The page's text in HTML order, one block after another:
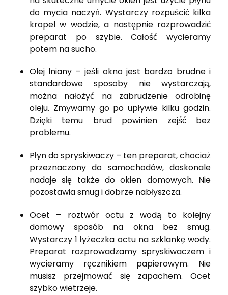
do mycia naczyń. Wystarczy rozpuścić kilka
kropel w wodzie, a następnie rozprowadzić
preparat po szybie. Całość wycieramy
potem na sucho.
Olej lniany – jeśli okno jest bardzo brudne i
standardowe sposoby nie wystarczają,
można nałożyć na zabrudzenie odrobinę
oleju. Zmywamy go po upływie kilku godzin.
Dzięki temu brud powinien zejść bez
problemu.
Płyn do spryskiwaczy – ten preparat, chociaż
przeznaczony do samochodów, doskonale
nadaje się także do okien domowych. Nie
pozostawia smug i dobrze nabłyszcza.
Ocet – roztwór octu z wodą to kolejny
domowy sposób na okna bez smug.
Wystarczy 1 łyżeczka octu na szklankę wody.
Preparat rozprowadzamy spryskiwaczem i
wycieramy ręcznikiem papierowym. Nie
musisz przejmować się zapachem. Ocet
szybko wietrzeje.